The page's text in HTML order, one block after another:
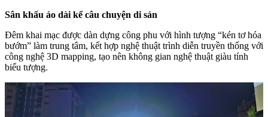
Sân khấu áo dài kể câu chuyện di sản
Đêm khai mạc được dàn dựng công phu với hình tượng “kén tơ hóa
bướm” làm trung tâm, kết hợp nghệ thuật trình diễn truyền thống với
công nghệ 3D mapping, tạo nên không gian nghệ thuật giàu tính
biểu tượng.